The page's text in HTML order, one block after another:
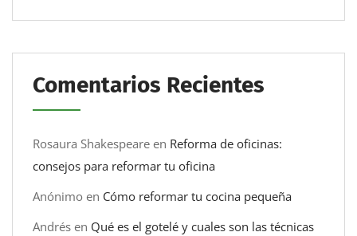
Comentarios Recientes
Rosaura Shakespeare en Reforma de oficinas:
consejos para reformar tu oficina
Anónimo en Cómo reformar tu cocina pequeña
Andrés en Qué es el gotelé y cuales son las técnicas